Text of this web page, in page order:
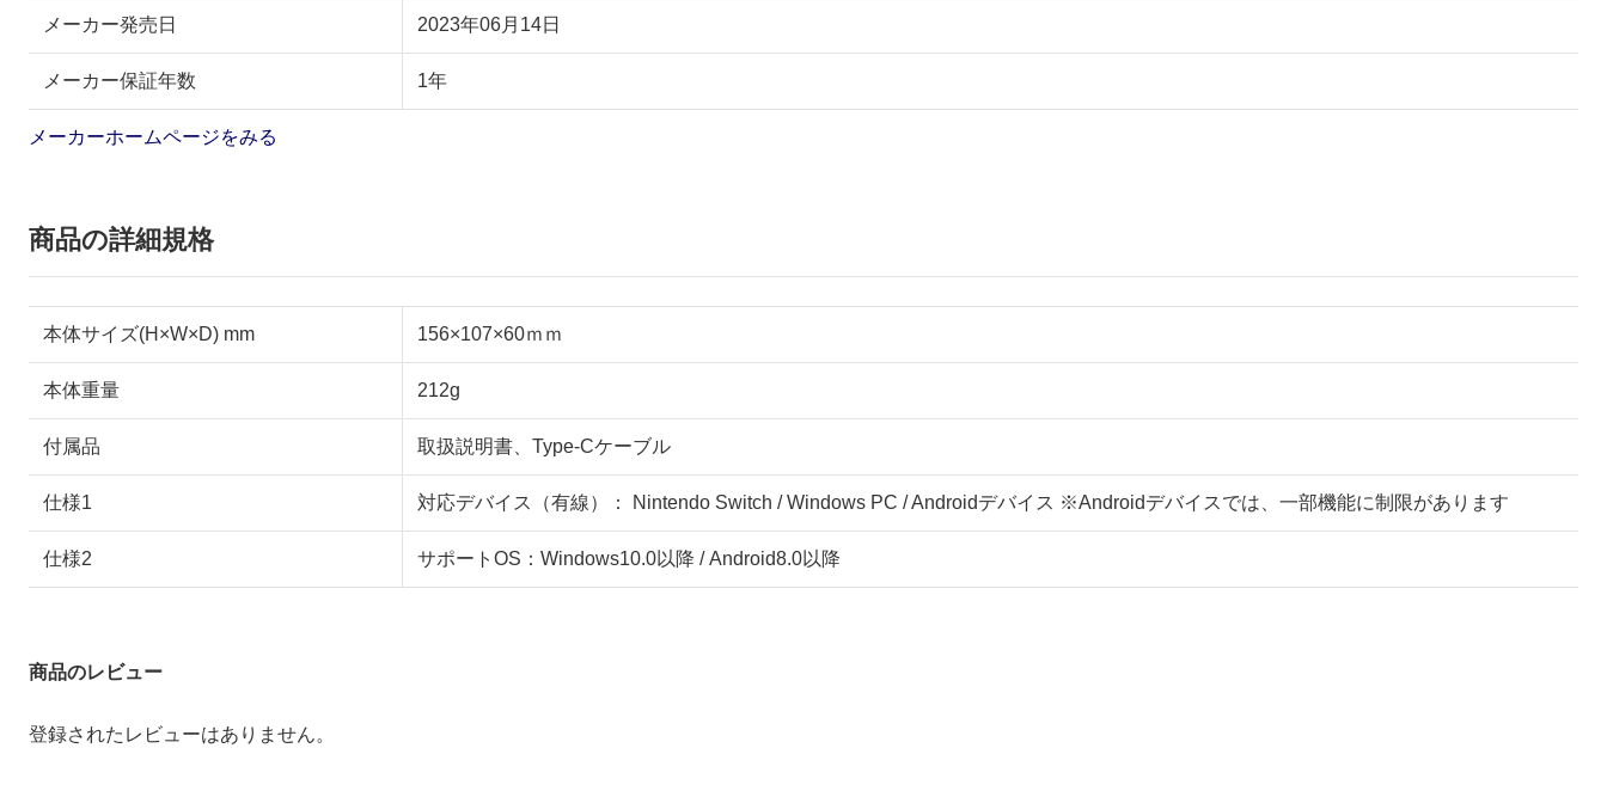
メーカー発売日 2023年06月14日
メーカー保証年数 1年
メーカーホームページをみる
商品の詳細規格
本体サイズ(H×W×D) mm 156×107×60ｍｍ
本体重量 212g
付属品 取扱説明書、Type-Cケーブル
仕様1 対応デバイス（有線）： Nintendo Switch / Windows PC / Androidデバイス ※Androidデバイスでは、一部機能に制限があります
仕様2 サポートOS：Windows10.0以降 / Android8.0以降
商品のレビュー
登録されたレビューはありません。